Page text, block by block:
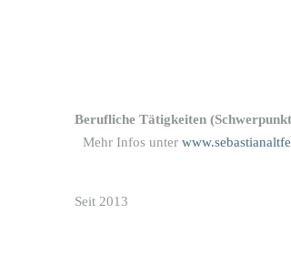
Berufliche Tätigkeiten (Schwerpunkt
Mehr Infos unter
Seit 2013